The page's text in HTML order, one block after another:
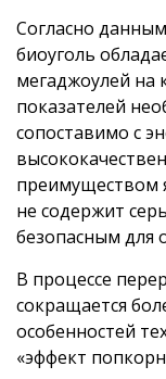
Согласно
биоуголь
мегаджоулей на
показателей
сопоставимо с
преимуществом
не содержит
безопасным для
В процессе
сокращается
особенностей
«эффект